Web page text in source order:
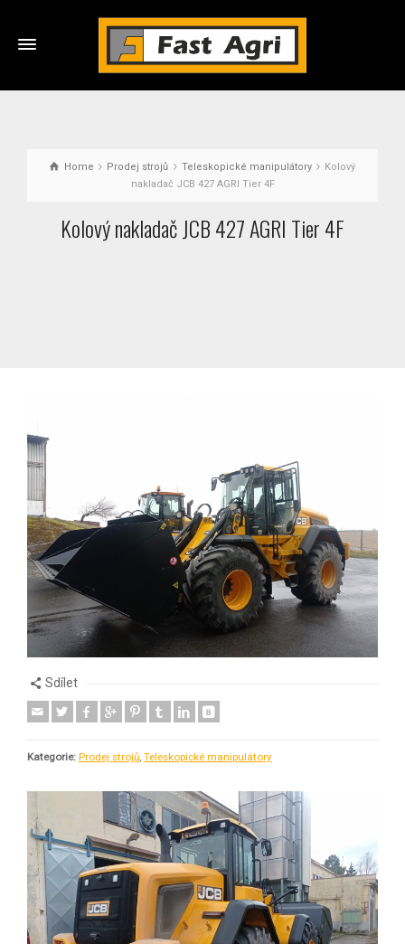
Home Prodej strojů Teleskopické manipulátory
Kolový
nakladač JCB 427 AGRI Tier 4F
Kolový nakladač JCB 427 AGRI Tier 4F
Sdílet
Kategorie: Prodej strojů, Teleskopické manipulátory